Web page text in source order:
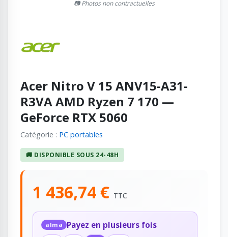
📷 Photos non contractuelles
Acer Nitro V 15 ANV15-A31-
R3VA AMD Ryzen 7 170 —
GeForce RTX 5060
Catégorie : PC portables
🚚 DISPONIBLE SOUS 24-48H
1 436,74 € TTC
alma Payez en plusieurs fois